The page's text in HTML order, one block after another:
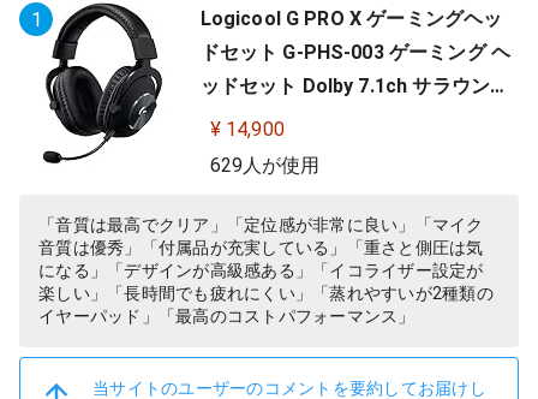
1
Logicool G PRO X ゲーミングヘッ
ドセット G-PHS-003 ゲーミング ヘ
ッドセット Dolby 7.1ch サラウンド
サウンド 3.5mm 有線 マイク付き Bl
ue VO!CE搭載 軽量 PS5 PS4 PC win
ック 国内正規品 【 ファイナルファ
ンタジー XIV 推奨モデル 】
¥ 14,900
629人が使用
「音質は最高でクリア」「定位感が非常に良い」「マイク
音質は優秀」「付属品が充実している」「重さと側圧は気
になる」「デザインが高級感ある」「イコライザー設定が
楽しい」「長時間でも疲れにくい」「蒸れやすいが2種類の
イヤーパッド」「最高のコストパフォーマンス」
当サイトのユーザーのコメントを要約してお届けし